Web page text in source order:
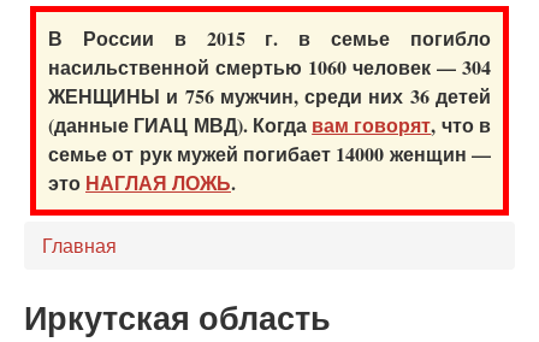
В России в 2015 г. в семье погибло
насильственной смертью 1060 человек — 304
ЖЕНЩИНЫ и 756 мужчин, среди них 36 детей
(данные ГИАЦ МВД). Когда вам говорят, что в
семье от рук мужей погибает 14000 женщин —
это НАГЛАЯ ЛОЖЬ.
Главная
Иркутская область